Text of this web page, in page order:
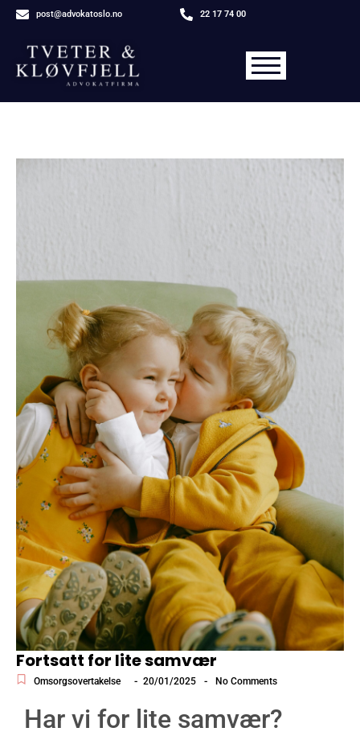
post@advokatoslo.no 22 17 74 00
Fortsatt for lite samvær
Omsorgsovertakelse - 20/01/2025 - No Comments
Har vi for lite samvær?